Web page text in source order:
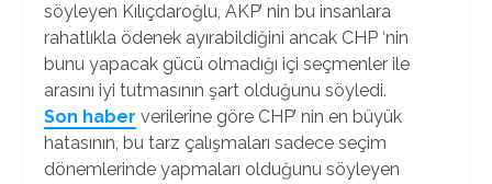
söyleyen Kılıçdaroğlu, AKP’ nin bu insanlara
rahatlıkla ödenek ayırabildiğini ancak CHP ‘nin
bunu yapacak gücü olmadığı içi seçmenler ile
arasını iyi tutmasının şart olduğunu söyledi.
Son haber verilerine göre CHP’ nin en büyük
hatasının, bu tarz çalışmaları sadece seçim
dönemlerinde yapmaları olduğunu söyleyen